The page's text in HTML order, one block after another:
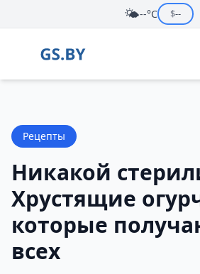
🌤️--°C $--
Рецепты
Никакой
Хрустящие
которые
всех